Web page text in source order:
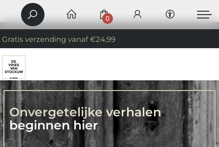
Gratis verzending vanaf €24,99
0
Onvergetelijke verhalen
beginnen hier